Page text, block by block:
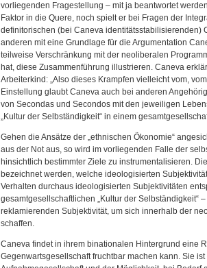
vorliegenden Fragestellung – mit ja beantwortet
Faktor in die Quere, noch spielt er bei Fragen der
definitorischen (bei Caneva identitätsstabilisierenden)
anderen mit eine Grundlage für die Argumentation
teilweise Verschränkung mit der neoliberalen
hat, diese Zusammenführung illustrieren. Caneva
Arbeiterkind: „Also dieses Krampfen vielleicht vom,
Einstellung glaubt Caneva auch bei anderen
von Secondas und Secondos mit den jeweiligen
„Kultur der Selbständigkeit“ in einem
Gehen die Ansätze der „ethnischen Ökonomie“
aus der Not aus, so wird im vorliegenden Falle der
hinsichtlich bestimmter Ziele zu instrumentalisieren.
bezeichnet werden, welche ideologisierten
Verhalten durchaus ideologisierten Subjektivitäten
gesamtgesellschaftlichen „Kultur der Selbständigkeit“
reklamierenden Subjektivität, um sich innerhalb der
schaffen.
Caneva findet in ihrem binationalen Hintergrund eine
Gegenwartsgesellschaft fruchtbar machen kann. Sie